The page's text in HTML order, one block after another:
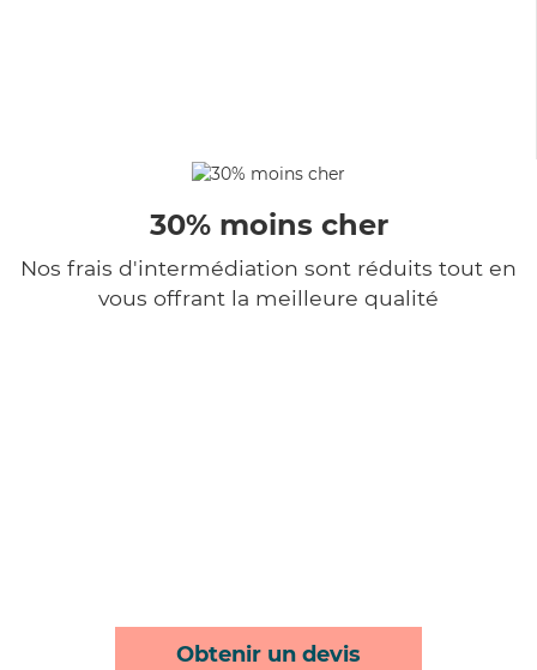
30% moins cher
Nos frais d'intermédiation sont réduits tout en
vous offrant la meilleure qualité
Obtenir un devis